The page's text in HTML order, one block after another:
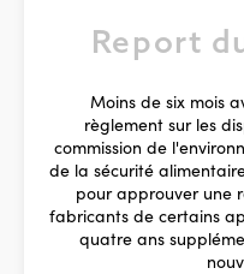
Report
Moins de six mois
règlement sur les
commission de
de la sécurité
pour approuver une
fabricants de certains
quatre ans